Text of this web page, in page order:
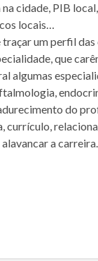
cidade, PIB
locais…
um perfil
que
algumas
do
currículo,
a carreira.